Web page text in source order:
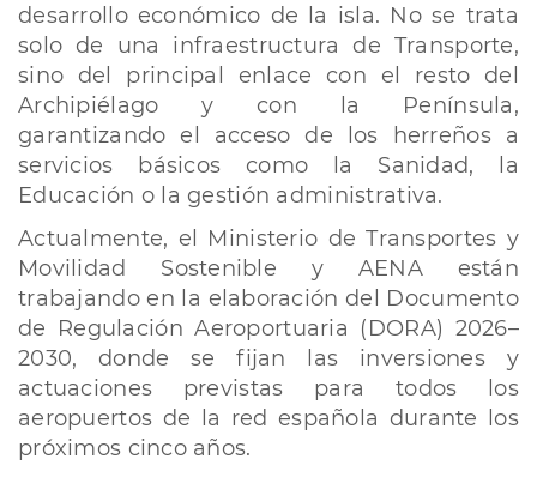
desarrollo económico de la isla. No se trata
solo de una infraestructura de Transporte,
sino del principal enlace con el resto del
Archipiélago y con la Península,
garantizando el acceso de los herreños a
servicios básicos como la Sanidad, la
Educación o la gestión administrativa.
Actualmente, el Ministerio de Transportes y
Movilidad Sostenible y AENA están
trabajando en la elaboración del Documento
de Regulación Aeroportuaria (DORA) 2026–
2030, donde se fijan las inversiones y
actuaciones previstas para todos los
aeropuertos de la red española durante los
próximos cinco años.